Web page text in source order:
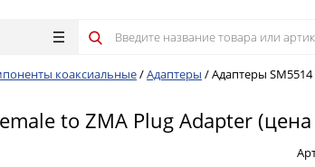
коаксиальные/Адаптеры /Адаптеры SM5514
to ZMA Plug Adapter